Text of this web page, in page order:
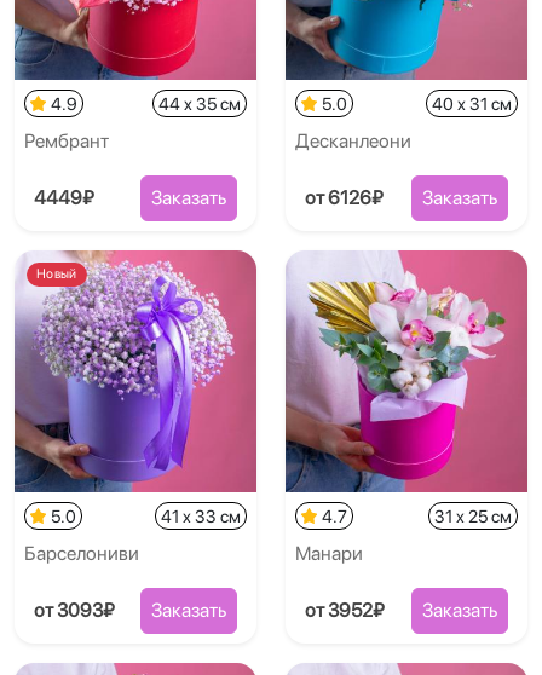
4.9 44 x 35 см
Рембрант
4449₽ Заказать
5.0 40 x 31 см
Десканлеони
от 6126₽ Заказать
Новый
5.0 41 x 33 см
Барселониви
от 3093₽ Заказать
4.7 31 x 25 см
Манари
от 3952₽ Заказать